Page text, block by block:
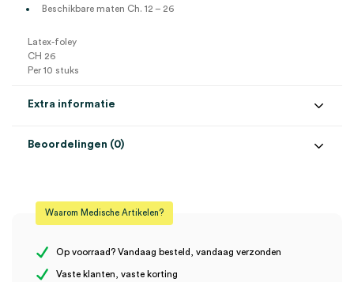
Beschikbare maten Ch. 12 – 26
Latex-foley
CH 26
Per 10 stuks
Extra informatie
Materiaal latex-foley
Steriel
Beoordelingen (0)
Er zijn nog geen beoordelingen.
Waarom Medische Artikelen?
Op voorraad? Vandaag besteld, vandaag verzonden
Vaste klanten, vaste korting